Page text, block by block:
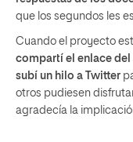
que los segundos les
Cuando el proyecto
compartí el enlace
subí un hilo a Twitter
otros pudiesen
agradecía la